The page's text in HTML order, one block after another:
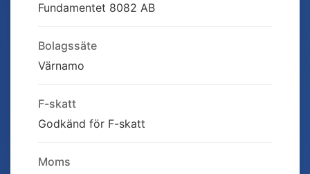
Fundamentet 8082 AB
Bolagssäte
Värnamo
F-skatt
Godkänd för F-skatt
Moms